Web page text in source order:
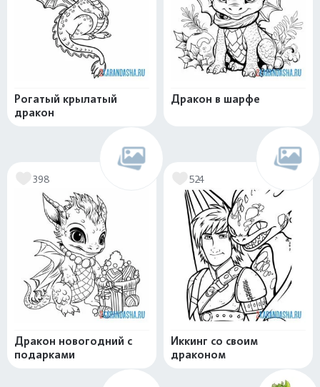
Рогатый крылатый
дракон
Дракон в шарфе
398
Дракон новогодний с
подарками
524
Иккинг со своим
драконом